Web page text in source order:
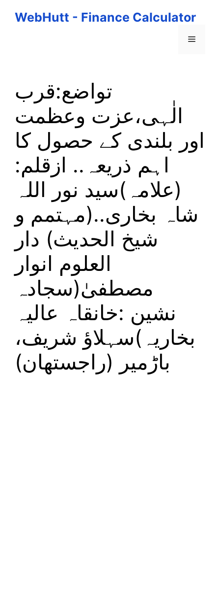
WebHutt - Finance Calculator
Menu
تواضع:قرب
الٰہی،عزت وعظمت
اور بلندی کے حصول کا
اہم ذریعہ.. ازقلم:
(علامہ)سید نور اللہ
شاہ بخاری..(مہتمم و
شیخ الحدیث) دار
العلوم انوار
مصطفیٰ(سجادہ
نشین :خانقاہ عالیہ
بخاریہ)سہلاؤ شریف،
باڑمیر (راجستھان)